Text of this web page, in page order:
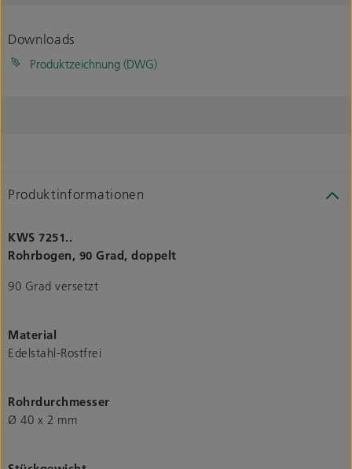
Downloads
Produktzeichnung (DWG)
Produktinformationen
KWS 7251..
Rohrbogen, 90 Grad, doppelt
90 Grad versetzt
Material
Edelstahl-Rostfrei
Rohrdurchmesser
Ø 40 x 2 mm